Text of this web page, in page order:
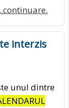
interzis
unul dintre